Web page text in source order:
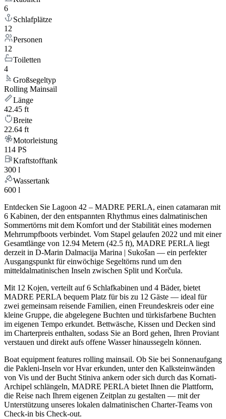
6
Schlafplätze
12
Personen
12
Toiletten
4
Großsegeltyp
Rolling Mainsail
Länge
42.45 ft
Breite
22.64 ft
Motorleistung
114 PS
Kraftstofftank
300 l
Wassertank
600 l
Entdecken Sie Lagoon 42 – MADRE PERLA, einen catamaran mit
6 Kabinen, der den entspannten Rhythmus eines dalmatinischen
Sommertörns mit dem Komfort und der Stabilität eines modernen
Mehrrumpfboots verbindet. Vom Stapel gelaufen 2022 und mit einer
Gesamtlänge von 12.94 Metern (42.5 ft), MADRE PERLA liegt
derzeit in D-Marin Dalmacija Marina | Sukošan — ein perfekter
Ausgangspunkt für einwöchige Segeltörns rund um den
mitteldalmatinischen Inseln zwischen Split und Korčula.
Mit 12 Kojen, verteilt auf 6 Schlafkabinen und 4 Bäder, bietet
MADRE PERLA bequem Platz für bis zu 12 Gäste — ideal für
zwei gemeinsam reisende Familien, einen Freundeskreis oder eine
kleine Gruppe, die abgelegene Buchten und türkisfarbene Buchten
im eigenen Tempo erkundet. Bettwäsche, Kissen und Decken sind
im Charterpreis enthalten, sodass Sie an Bord gehen, Ihren Proviant
verstauen und direkt aufs offene Wasser hinaussegeln können.
Boat equipment features rolling mainsail. Ob Sie bei Sonnenaufgang
die Pakleni-Inseln vor Hvar erkunden, unter den Kalksteinwänden
von Vis und der Bucht Stiniva ankern oder sich durch das Kornati-
Archipel schlängeln, MADRE PERLA bietet Ihnen die Plattform,
die Reise nach Ihrem eigenen Zeitplan zu gestalten — mit der
Unterstützung unseres lokalen dalmatinischen Charter-Teams von
Check-in bis Check-out.